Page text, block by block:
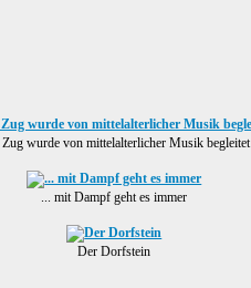
wurde von mittelalterlicher Musik begleitet
... mit Dampf geht es immer
Der Dorfstein